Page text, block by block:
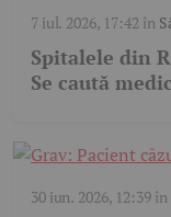
7 iul. 2026, 17:42 în
Spitalele din
Se caută
30 iun. 2026, 12:39în